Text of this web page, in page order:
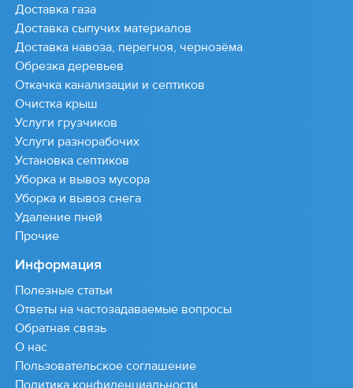
Доставка газа
Доставка сыпучих материалов
Доставка навоза, перегноя, чернозёма
Обрезка деревьев
Откачка канализации и септиков
Очистка крыш
Услуги грузчиков
Услуги разнорабочих
Установка септиков
Уборка и вывоз мусора
Уборка и вывоз снега
Удаление пней
Прочие
Информация
Полезные статьи
Ответы на частозадаваемые вопросы
Обратная связь
О нас
Пользовательское соглашение
Политика конфиденциальности